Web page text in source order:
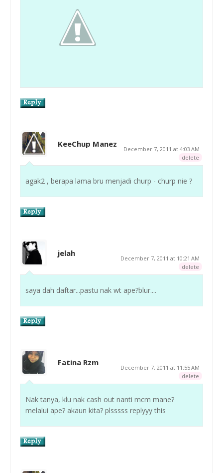
KeeChup Manez
December 7, 2011 at 4:03 AM
delete
agak2 , berapa lama bru menjadi churp - churp nie ?
jelah
December 7, 2011 at 10:21 AM
delete
saya dah daftar...pastu nak wt ape?blur....
Fatina Rzm
December 7, 2011 at 11:55 AM
delete
Nak tanya, klu nak cash out nanti mcm mane?
melalui ape? akaun kita? plsssss replyyy this